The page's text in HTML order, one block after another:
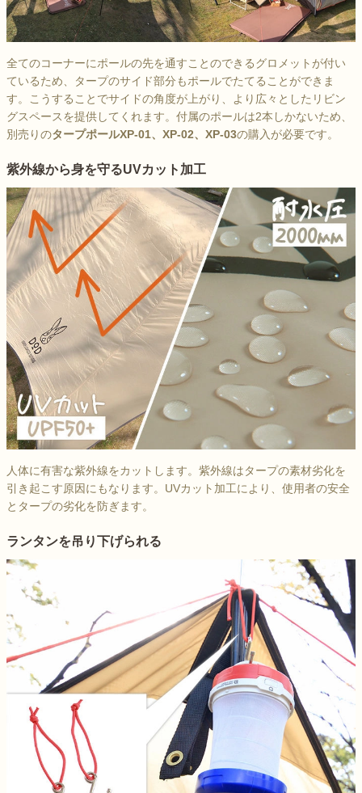
全てのコーナーにポールの先を通すことのできるグロメットが付い
ているため、タープのサイド部分もポールでたてることができま
す。こうすることでサイドの角度が上がり、より広々としたリビン
グスペースを提供してくれます。付属のポールは2本しかないため、
別売りのタープポールXP-01、XP-02、XP-03の購入が必要です。
紫外線から身を守るUVカット加工
人体に有害な紫外線をカットします。紫外線はタープの素材劣化を
引き起こす原因にもなります。UVカット加工により、使用者の安全
とタープの劣化を防ぎます。
ランタンを吊り下げられる